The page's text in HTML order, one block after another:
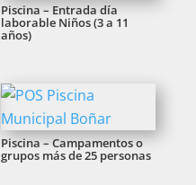
Piscina – Entrada día
laborable Niños (3 a 11
años)
Piscina – Campamentos o
grupos más de 25 personas